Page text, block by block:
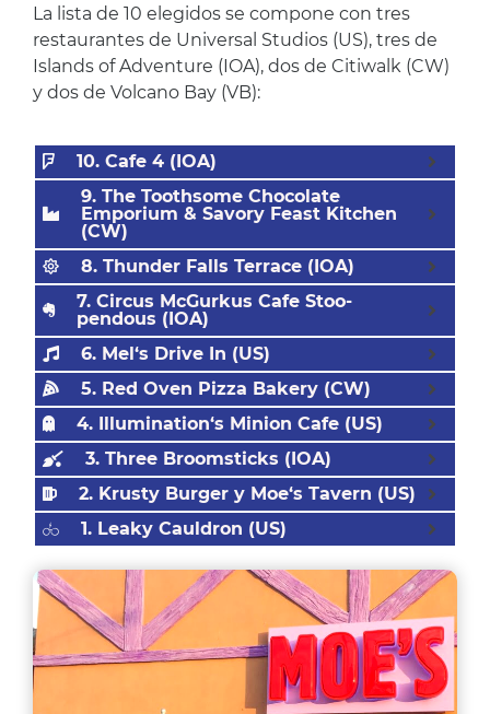
La lista de 10 elegidos se compone con tres
restaurantes de Universal Studios (US), tres de
Islands of Adventure (IOA), dos de Citiwalk (CW)
y dos de Volcano Bay (VB):
10. Cafe 4 (IOA)
9. The Toothsome Chocolate
Emporium & Savory Feast Kitchen
(CW)
8. Thunder Falls Terrace (IOA)
7. Circus McGurkus Cafe Stoo-
pendous (IOA)
6. Mel‘s Drive In (US)
5. Red Oven Pizza Bakery (CW)
4. Illumination‘s Minion Cafe (US)
3. Three Broomsticks (IOA)
2. Krusty Burger y Moe‘s Tavern (US)
1. Leaky Cauldron (US)